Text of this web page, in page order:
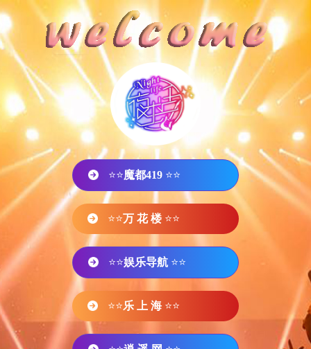
⭐⭐魔都419 ⭐⭐
⭐⭐万 花 楼 ⭐⭐
⭐⭐娱乐导航 ⭐⭐
⭐⭐乐 上 海 ⭐⭐